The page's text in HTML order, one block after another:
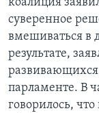
коалиция
суверенное
вмешиваться в
результате,
парламенте. В
говорилось,